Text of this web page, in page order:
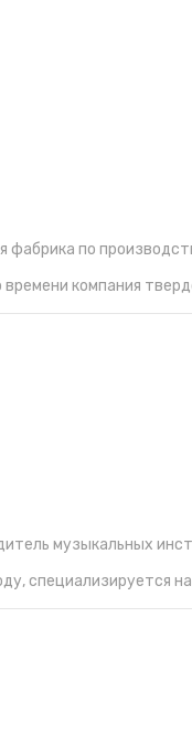
фабрика по
времени компания
музыкальных
специализируется